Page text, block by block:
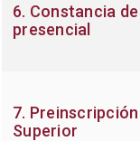
6. Constancia
presencial
7.
Superior